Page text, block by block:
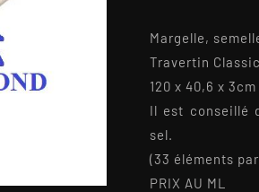
Margelle,
Travertin
120 x 40,6 x
Il est conseillé
sel.
(33 éléments
PRIX AU ML